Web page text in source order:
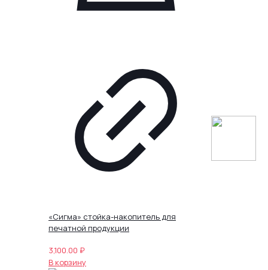
«Сигма» стойка-накопитель для
печатной продукции
3,100.00 ₽
В корзину